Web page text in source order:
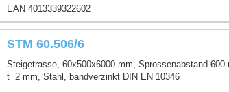
EAN 4013339322602
STM 60.506/6
Steigetrasse, 60x500x6000 mm, Sprossenabstand 600
t=2 mm, Stahl, bandverzinkt DIN EN 10346